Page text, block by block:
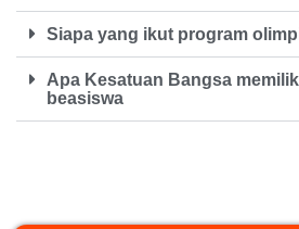
Siapa yang ikut program
Apa Kesatuan Bangsa
beasiswa